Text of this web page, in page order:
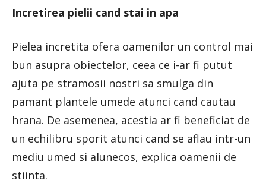
Incretirea pielii cand stai in apa
Pielea incretita ofera oamenilor un control mai
bun asupra obiectelor, ceea ce i-ar fi putut
ajuta pe stramosii nostri sa smulga din
pamant plantele umede atunci cand cautau
hrana. De asemenea, acestia ar fi beneficiat de
un echilibru sporit atunci cand se aflau intr-un
mediu umed si alunecos, explica oamenii de
stiinta.